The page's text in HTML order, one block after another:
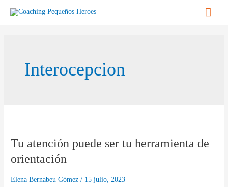
contenido
Interocepcion
Tu atención puede ser tu herramienta de
orientación
Elena Bernabeu Gómez/ 15 julio, 2023
puede
tu